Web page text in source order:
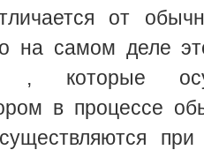
от
на самом деле
, которые
в процессе
при